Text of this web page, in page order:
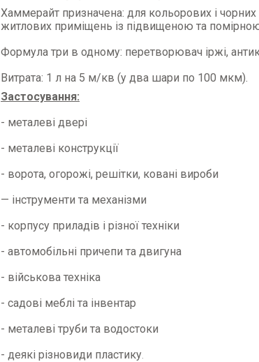
Хаммерайт призначена: для кольорових і чорних
житлових приміщень із підвищеною та
Формула три в одному: перетворювач іржі,
Витрата: 1 л на 5 м/кв (у два шари по 100 мкм).
Застосування:
- металеві двері
- металеві конструкції
- ворота, огорожі, решітки, ковані вироби
— інструменти та механізми
- корпусу приладів і різної техніки
- автомобільні причепи та двигуна
- військова техніка
- садові меблі та інвентар
- металеві труби та водостоки
- деякі різновиди пластику.